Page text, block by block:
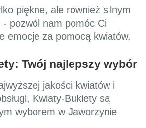
piękne, ale również silnym
pozwól nam pomóc Ci
emocje za pomocą kwiatów.
Twój najlepszy wybór
jakości kwiatów i
Kwiaty-Bukiety są
wyborem w Jaworzynie